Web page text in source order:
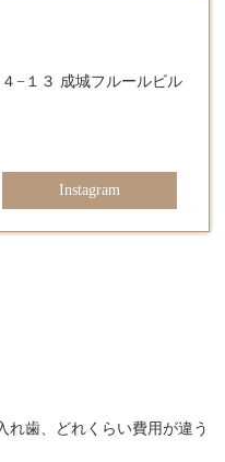
−１３ 成城フルールビル
Instagram
れ歯、どれくらい費用が違う